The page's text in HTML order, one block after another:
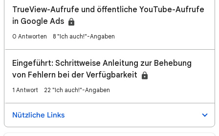
TrueView-Aufrufe und öffentliche YouTube-Aufrufe
in Google Ads
0 Antworten 8 "Ich auch!"-Angaben
Eingeführt: Schrittweise Anleitung zur Behebung
von Fehlern bei der Verfügbarkeit
1 Antwort 22 "Ich auch!"-Angaben
Nützliche Links